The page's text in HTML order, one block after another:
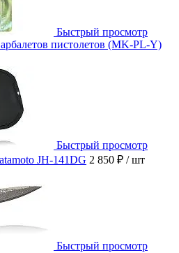
Быстрый просмотр
пистолетов (MK-PL-Y)
Быстрый просмотр
JH-141DG 2 850 ₽ / шт
Быстрый просмотр